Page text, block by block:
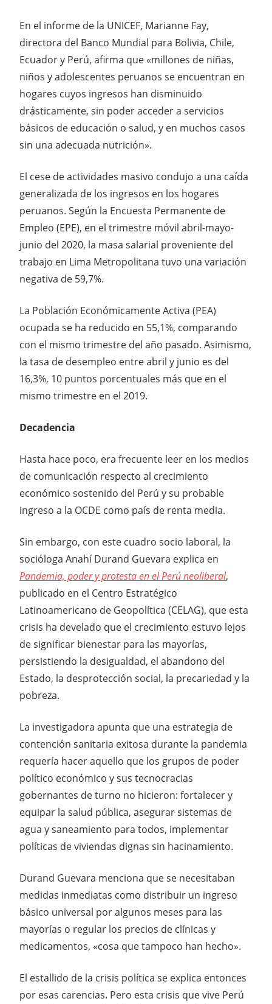
En el informe de la UNICEF, Marianne Fay,
directora del Banco Mundial para Bolivia, Chile,
Ecuador y Perú, afirma que «millones de niñas,
niños y adolescentes peruanos se encuentran en
hogares cuyos ingresos han disminuido
drásticamente, sin poder acceder a servicios
básicos de educación o salud, y en muchos casos
sin una adecuada nutrición».
El cese de actividades masivo condujo a una caída
generalizada de los ingresos en los hogares
peruanos. Según la Encuesta Permanente de
Empleo (EPE), en el trimestre móvil abril-mayo-
junio del 2020, la masa salarial proveniente del
trabajo en Lima Metropolitana tuvo una variación
negativa de 59,7%.
La Población Económicamente Activa (PEA)
ocupada se ha reducido en 55,1%, comparando
con el mismo trimestre del año pasado. Asimismo,
la tasa de desempleo entre abril y junio es del
16,3%, 10 puntos porcentuales más que en el
mismo trimestre en el 2019.
Decadencia
Hasta hace poco, era frecuente leer en los medios
de comunicación respecto al crecimiento
económico sostenido del Perú y su probable
ingreso a la OCDE como país de renta media.
Sin embargo, con este cuadro socio laboral, la
socióloga Anahí Durand Guevara explica en
Pandemia, poder y protesta en el Perú neoliberal,
publicado en el Centro Estratégico
Latinoamericano de Geopolítica (CELAG), que esta
crisis ha develado que el crecimiento estuvo lejos
de significar bienestar para las mayorías,
persistiendo la desigualdad, el abandono del
Estado, la desprotección social, la precariedad y la
pobreza.
La investigadora apunta que una estrategia de
contención sanitaria exitosa durante la pandemia
requería hacer aquello que los grupos de poder
político económico y sus tecnocracias
gobernantes de turno no hicieron: fortalecer y
equipar la salud pública, asegurar sistemas de
agua y saneamiento para todos, implementar
políticas de viviendas dignas sin hacinamiento.
Durand Guevara menciona que se necesitaban
medidas inmediatas como distribuir un ingreso
básico universal por algunos meses para las
mayorías o regular los precios de clínicas y
medicamentos, «cosa que tampoco han hecho».
El estallido de la crisis política se explica entonces
por esas carencias. Pero esta crisis que vive Perú